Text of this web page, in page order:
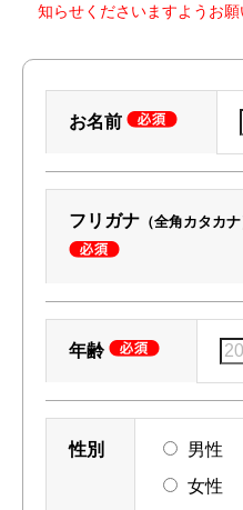
知らせくださいますようお願
お名前
フリガナ （全角カタカナ
年齢
性別
男性
女性